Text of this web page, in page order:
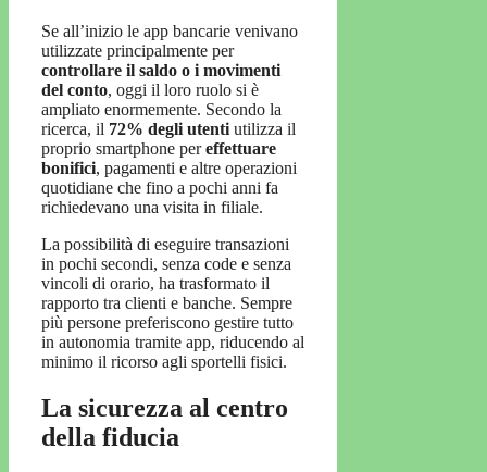
Se all’inizio le app bancarie venivano
utilizzate principalmente per
controllare il saldo o i movimenti
del conto, oggi il loro ruolo si è
ampliato enormemente. Secondo la
ricerca, il 72% degli utenti utilizza il
proprio smartphone pereffettuare
bonifici, pagamenti e altre operazioni
quotidiane che fino a pochi anni fa
richiedevano una visita in filiale.
La possibilità di eseguire transazioni
in pochi secondi, senza code e senza
vincoli di orario, ha trasformato il
rapporto tra clienti e banche. Sempre
più persone preferiscono gestire tutto
in autonomia tramite app, riducendo al
minimo il ricorso agli sportelli fisici.
La sicurezza al centro
della fiducia